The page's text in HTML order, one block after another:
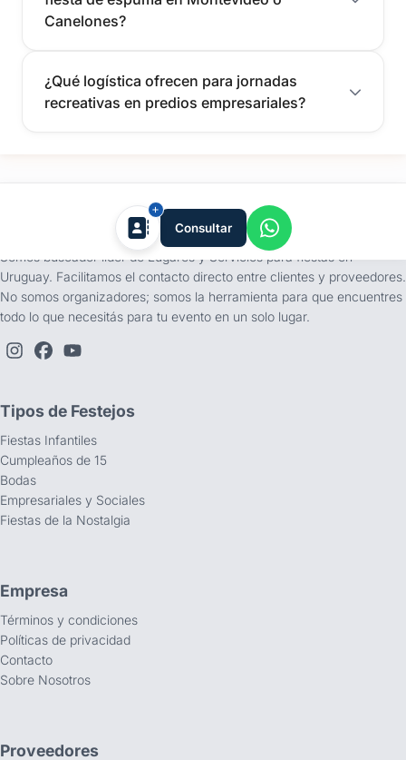
Canelones?
¿Qué logística ofrecen para jornadas
recreativas en predios empresariales?
Consultar
tufiesta.com.uy
Somos buscador líder de Lugares y Servicios para fiestas en
Uruguay. Facilitamos el contacto directo entre clientes y proveedores.
No somos organizadores; somos la herramienta para que encuentres
todo lo que necesitás para tu evento en un solo lugar.
Tipos de Festejos
Fiestas Infantiles
Cumpleaños de 15
Bodas
Empresariales y Sociales
Fiestas de la Nostalgia
Empresa
Términos y condiciones
Políticas de privacidad
Contacto
Sobre Nosotros
Proveedores